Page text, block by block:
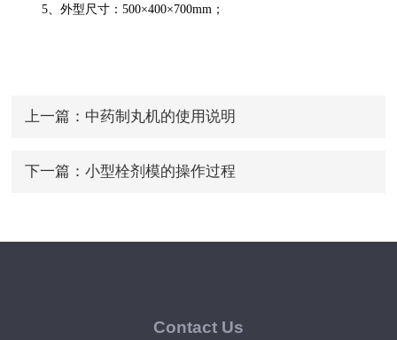
5、外型尺寸：500×400×700mm；
上一篇： 中药制丸机的使用说明
下一篇： 小型栓剂模的操作过程
Contact Us